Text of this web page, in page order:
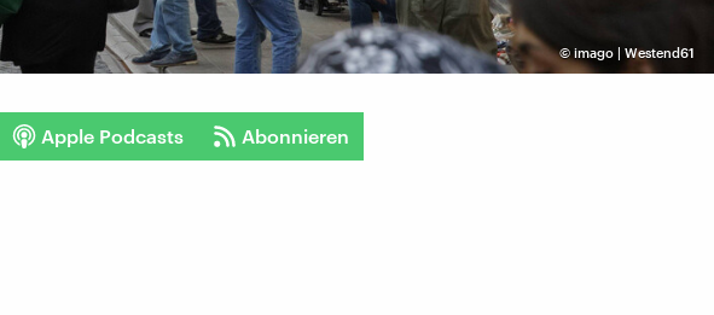
© imago | Westend61
Apple Podcasts Abonnieren